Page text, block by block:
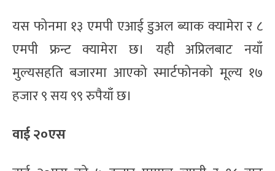
यस फोनमा १३ एमपी एआई डुअल ब्याक क्यामेरा र ८
एमपी फ्रन्ट क्यामेरा छ। यही अप्रिलबाट नयाँ
मुल्यसहति बजारमा आएको स्मार्टफोनको मूल्य १७
हजार ९ सय ९९ रुपैयाँ छ।
वाई २०एस